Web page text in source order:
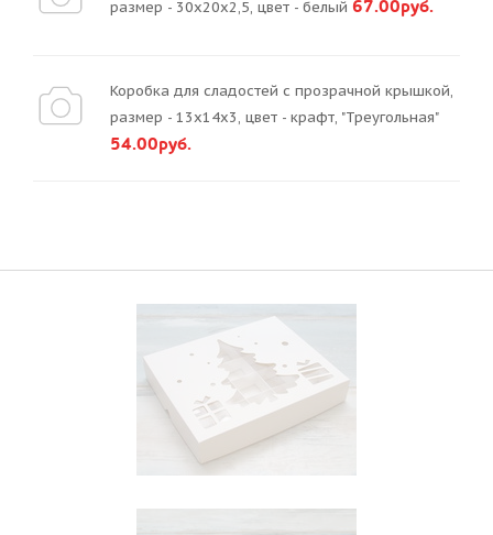
размер - 30х20х2,5, цвет - белый 67.00руб.
Коробка для сладостей с прозрачной крышкой,
размер - 13х14х3, цвет - крафт, "Треугольная"
54.00руб.